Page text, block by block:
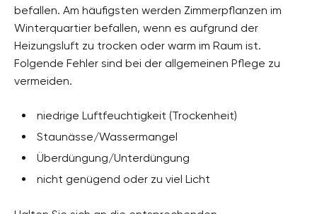
befallen. Am häufigsten werden Zimmerpflanzen im
Winterquartier befallen, wenn es aufgrund der
Heizungsluft zu trocken oder warm im Raum ist.
Folgende Fehler sind bei der allgemeinen Pflege zu
vermeiden.
niedrige Luftfeuchtigkeit (Trockenheit)
Staunässe/Wassermangel
Überdüngung/Unterdüngung
nicht genügend oder zu viel Licht